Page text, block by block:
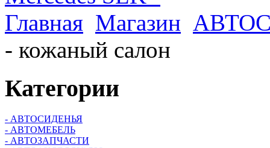
Главная Магазин
- кожаный салон
Категории
- АВТОСИДЕНЬЯ
- АВТОМЕБЕЛЬ
- АВТОЗАПЧАСТИ